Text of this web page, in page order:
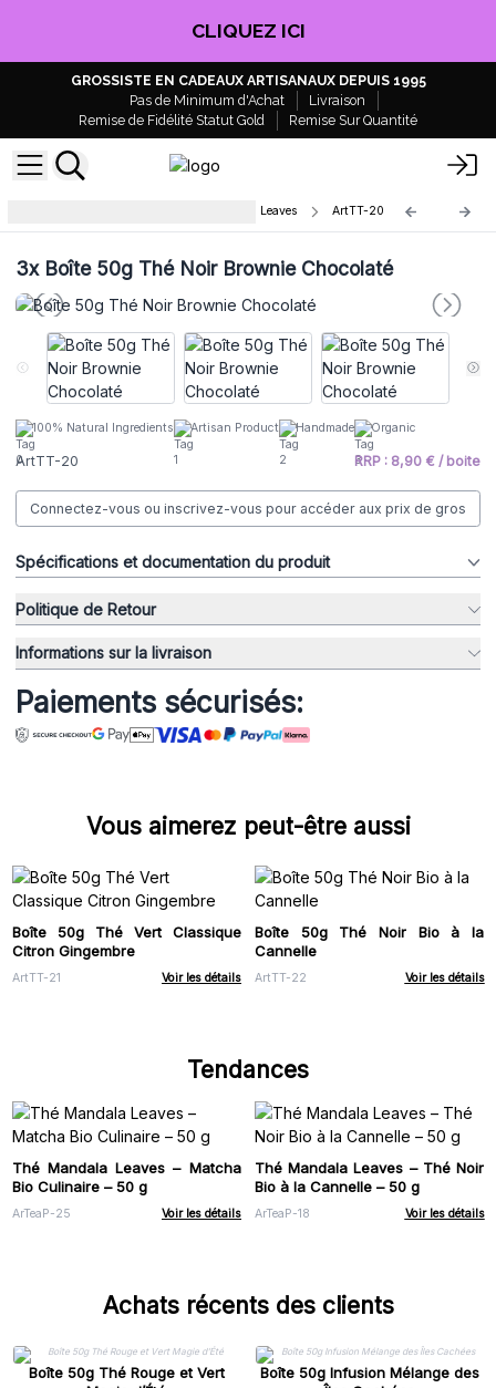
CLIQUEZ ICI
GROSSISTE EN CADEAUX ARTISANAUX DEPUIS 1995
Pas de Minimum d'Achat
Livraison
Remise de Fidélité Statut Gold
Remise Sur Quantité
Boite de Thés Artisanaux Mandala Leaves ArtTT-20
3xBoîte 50g Thé Noir Brownie Chocolaté
100% Natural Ingredients Artisan Product Handmade Organic
ArtTT-20 RRP : 8,90 € / boite
Connectez-vous ou inscrivez-vous pour accéder aux prix de gros
Spécifications et documentation du produit
Politique de Retour
Informations sur la livraison
Paiements sécurisés:
Vous aimerez peut-être aussi
Boîte 50g Thé Vert Classique
Citron Gingembre
ArtTT-21 Voir les détails
Boîte 50g Thé Noir Bio à la
Cannelle
ArtTT-22 Voir les détails
Tendances
Thé Mandala Leaves – Matcha
Bio Culinaire – 50 g
ArTeaP-25 Voir les détails
Thé Mandala Leaves – Thé Noir
Bio à la Cannelle – 50 g
ArTeaP-18 Voir les détails
Achats récents des clients
Boîte 50g Thé Rouge et Vert
Boîte 50g Infusion Mélange des